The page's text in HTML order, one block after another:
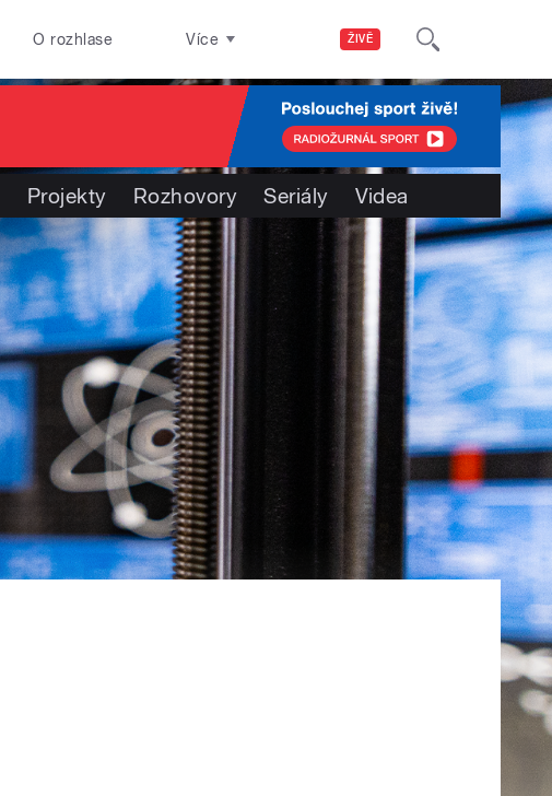
ŽIVĚ
O rozhlase Více
Projekty Rozhovory Seriály Videa